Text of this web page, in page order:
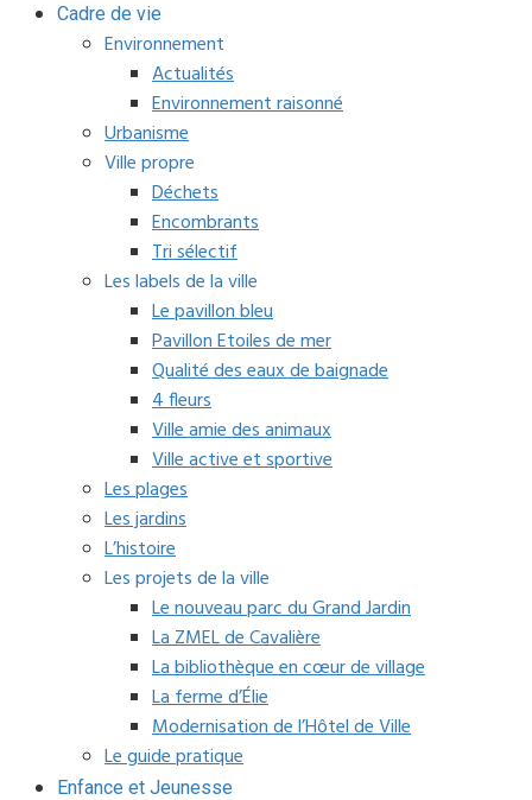
Cadre de vie
Environnement
Actualités
Environnement raisonné
Urbanisme
Ville propre
Déchets
Encombrants
Tri sélectif
Les labels de la ville
Le pavillon bleu
Pavillon Etoiles de mer
Qualité des eaux de baignade
4 fleurs
Ville amie des animaux
Ville active et sportive
Les plages
Les jardins
L’histoire
Les projets de la ville
Le nouveau parc du Grand Jardin
La ZMEL de Cavalière
La bibliothèque en cœur de village
La ferme d’Élie
Modernisation de l’Hôtel de Ville
Le guide pratique
Enfance et Jeunesse